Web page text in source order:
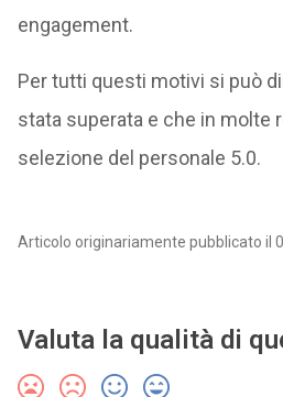
engagement.
Per tutti questi motivi si può
stata superata e che in molte
selezione del personale 5.0.
Articolo originariamente pubblicato il
Valuta la qualità di